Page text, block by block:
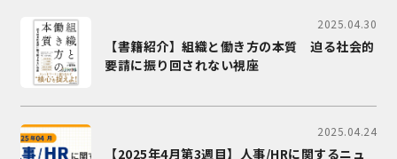
2025.04.30
【書籍紹介】組織と働き方の本質 迫る社会的
要請に振り回されない視座
2025.04.24
【2025年4月第3週目】人事/HRに関するニュ